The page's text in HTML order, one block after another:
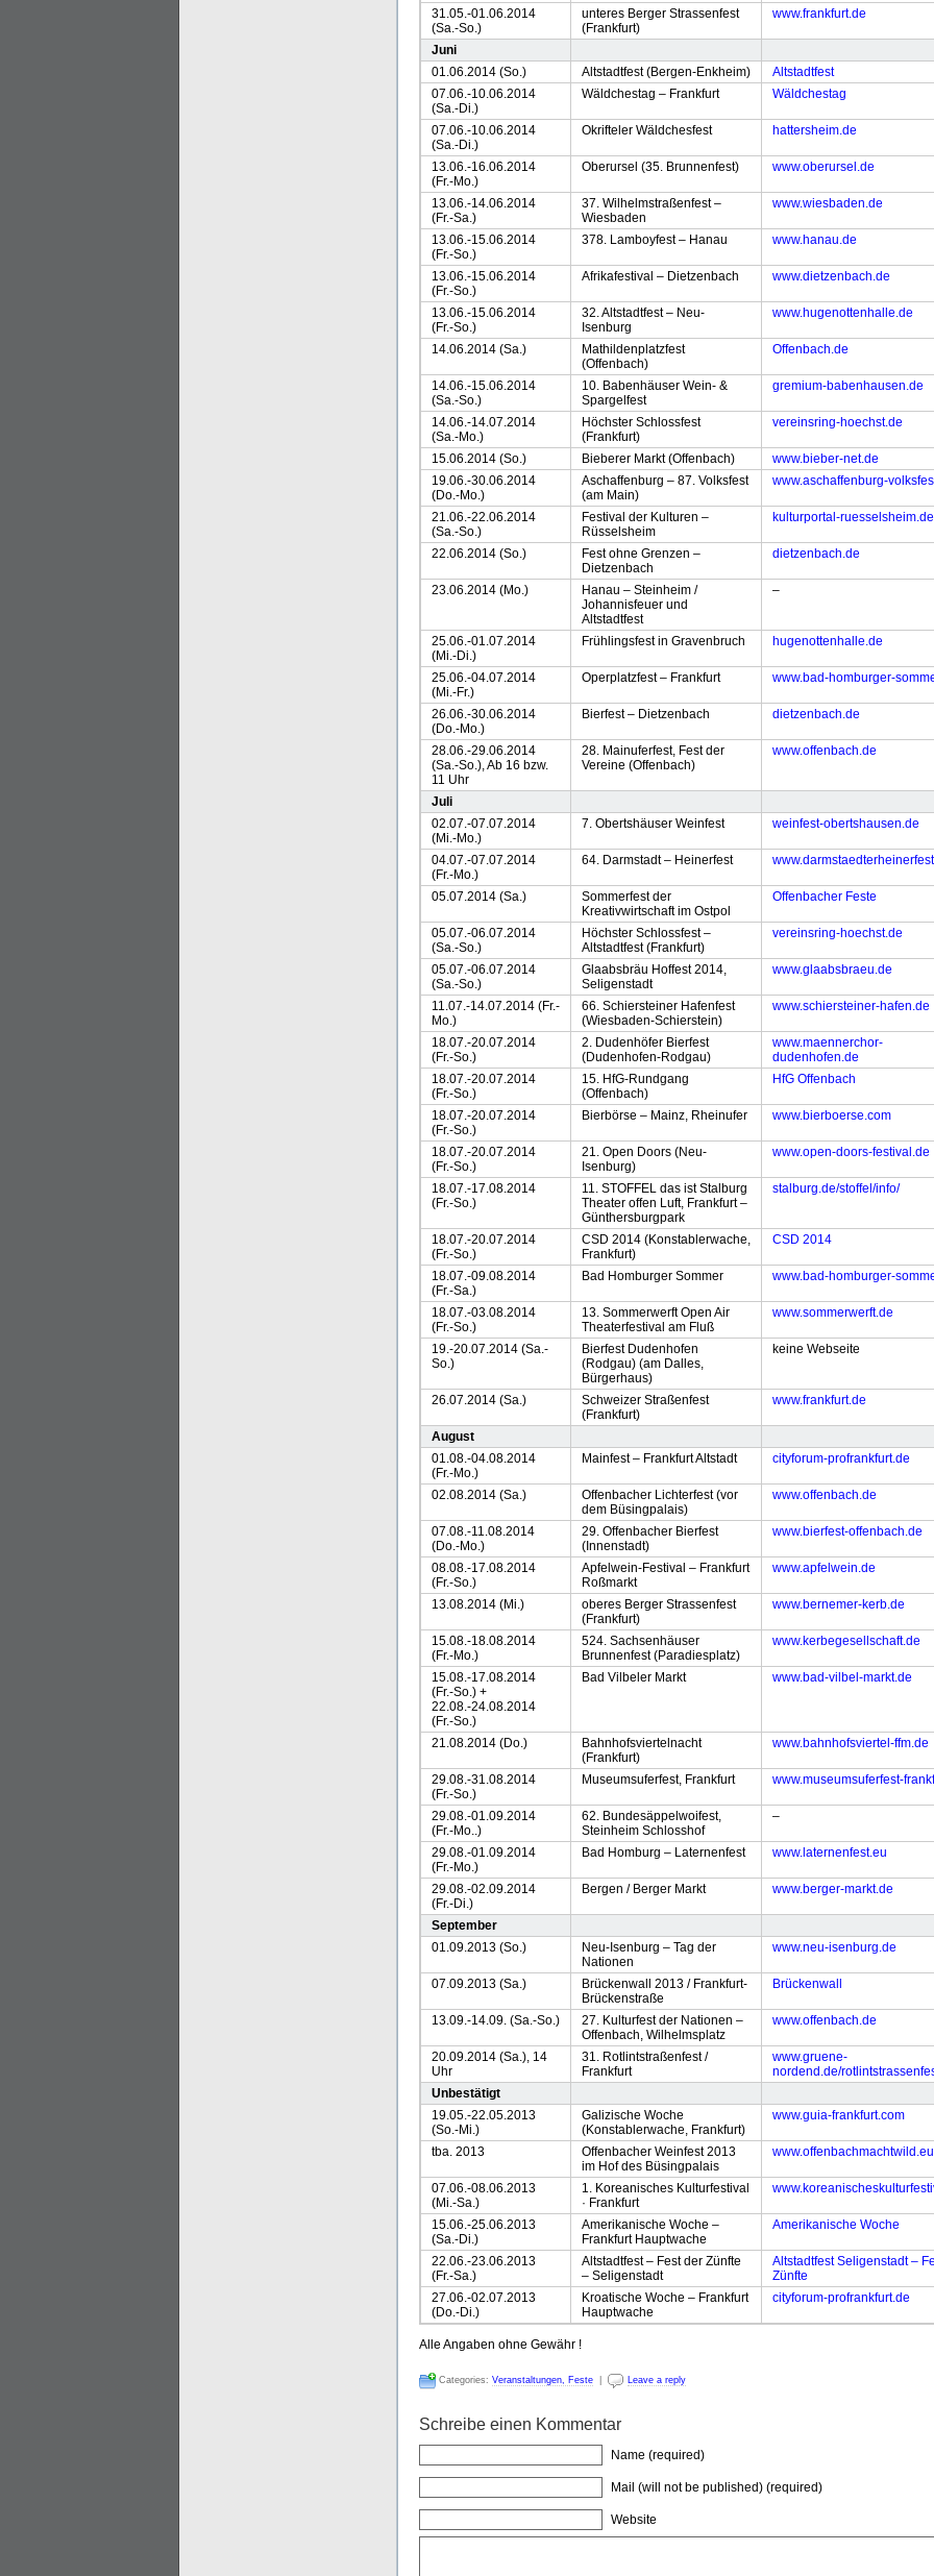
31.05.-01.06.2014
(Sa.-So.)
unteres Berger Strassenfest
(Frankfurt)
www.frankfurt.de
Juni
01.06.2014 (So.)
Altstadtfest (Bergen-Enkheim)
Altstadtfest
07.06.-10.06.2014
(Sa.-Di.)
Wäldchestag – Frankfurt Wäldchestag
07.06.-10.06.2014
(Sa.-Di.)
Okrifteler Wäldchesfest hattersheim.de
13.06.-16.06.2014
(Fr.-Mo.)
Oberursel (35. Brunnenfest) www.oberursel.de
13.06.-14.06.2014
(Fr.-Sa.)
37. Wilhelmstraßenfest –
Wiesbaden
www.wiesbaden.de
13.06.-15.06.2014
(Fr.-So.)
378. Lamboyfest – Hanau www.hanau.de
13.06.-15.06.2014
(Fr.-So.)
Afrikafestival – Dietzenbach www.dietzenbach.de
13.06.-15.06.2014
(Fr.-So.)
32. Altstadtfest – Neu-
Isenburg
www.hugenottenhalle.de
14.06.2014 (Sa.)
Mathildenplatzfest
(Offenbach)
Offenbach.de
14.06.-15.06.2014
(Sa.-So.)
10. Babenhäuser Wein- &
Spargelfest
gremium-babenhausen.de
14.06.-14.07.2014
(Sa.-Mo.)
Höchster Schlossfest
(Frankfurt)
vereinsring-hoechst.de
15.06.2014 (So.) Bieberer Markt (Offenbach)
www.bieber-net.de
19.06.-30.06.2014
(Do.-Mo.)
Aschaffenburg – 87. Volksfest
(am Main)
www.aschaffenburg-
21.06.-22.06.2014
(Sa.-So.)
Festival der Kulturen –
Rüsselsheim
kulturportal-ruesselsheim.de
22.06.2014 (So.)
Fest ohne Grenzen –
Dietzenbach
dietzenbach.de
23.06.2014 (Mo.)
Hanau – Steinheim /
Johannisfeuer und
Altstadtfest
–
25.06.-01.07.2014
(Mi.-Di.)
Frühlingsfest in Gravenbruch hugenottenhalle.de
25.06.-04.07.2014
(Mi.-Fr.)
Operplatzfest – Frankfurt www.bad-homburger-
26.06.-30.06.2014
(Do.-Mo.)
Bierfest – Dietzenbach dietzenbach.de
28.06.-29.06.2014
(Sa.-So.), Ab 16 bzw.
11 Uhr
28. Mainuferfest, Fest der
Vereine (Offenbach)
www.offenbach.de
Juli
02.07.-07.07.2014
(Mi.-Mo.)
7. Obertshäuser Weinfest weinfest-obertshausen.de
04.07.-07.07.2014
(Fr.-Mo.)
64. Darmstadt – Heinerfest
05.07.2014 (Sa.)
Sommerfest der
Kreativwirtschaft im Ostpol
Offenbacher Feste
05.07.-06.07.2014
(Sa.-So.)
Höchster Schlossfest –
Altstadtfest (Frankfurt)
vereinsring-hoechst.de
05.07.-06.07.2014
(Sa.-So.)
Glaabsbräu Hoffest 2014,
Seligenstadt
www.glaabsbraeu.de
11.07.-14.07.2014 (Fr.-
Mo.)
66. Schiersteiner Hafenfest
(Wiesbaden-Schierstein)
www.schiersteiner-hafen.de
18.07.-20.07.2014
(Fr.-So.)
2. Dudenhöfer Bierfest
(Dudenhofen-Rodgau)
www.maennerchor-
dudenhofen.de
18.07.-20.07.2014
(Fr.-So.)
15. HfG-Rundgang
(Offenbach)
HfG Offenbach
18.07.-20.07.2014
(Fr.-So.)
Bierbörse – Mainz, Rheinufer www.bierboerse.com
18.07.-20.07.2014
(Fr.-So.)
21. Open Doors (Neu-
Isenburg)
www.open-doors-festival.de
18.07.-17.08.2014
(Fr.-So.)
11. STOFFEL das ist Stalburg
Theater offen Luft, Frankfurt –
Günthersburgpark
stalburg.de/stoffel/info/
18.07.-20.07.2014
(Fr.-So.)
CSD 2014 (Konstablerwache,
Frankfurt)
CSD 2014
18.07.-09.08.2014
(Fr.-Sa.)
Bad Homburger Sommer www.bad-homburger-
18.07.-03.08.2014
(Fr.-So.)
13. Sommerwerft Open Air
Theaterfestival am Fluß
www.sommerwerft.de
19.-20.07.2014 (Sa.-
So.)
Bierfest Dudenhofen
(Rodgau) (am Dalles,
Bürgerhaus)
keine Webseite
26.07.2014 (Sa.)
Schweizer Straßenfest
(Frankfurt)
www.frankfurt.de
August
01.08.-04.08.2014
(Fr.-Mo.)
Mainfest – Frankfurt Altstadt cityforum-profrankfurt.de
02.08.2014 (Sa.)
Offenbacher Lichterfest (vor
dem Büsingpalais)
www.offenbach.de
07.08.-11.08.2014
(Do.-Mo.)
29. Offenbacher Bierfest
(Innenstadt)
www.bierfest-offenbach.de
08.08.-17.08.2014
(Fr.-So.)
Apfelwein-Festival – Frankfurt
Roßmarkt
www.apfelwein.de
13.08.2014 (Mi.)
oberes Berger Strassenfest
(Frankfurt)
www.bernemer-kerb.de
15.08.-18.08.2014
(Fr.-Mo.)
524. Sachsenhäuser
Brunnenfest (Paradiesplatz)
www.kerbegesellschaft.de
15.08.-17.08.2014
(Fr.-So.) +
22.08.-24.08.2014
(Fr.-So.)
Bad Vilbeler Markt www.bad-vilbel-markt.de
21.08.2014 (Do.)
Bahnhofsviertelnacht
(Frankfurt)
www.bahnhofsviertel-ffm.de
29.08.-31.08.2014
(Fr.-So.)
Museumsuferfest, Frankfurt www.museumsuferfest-
29.08.-01.09.2014
(Fr.-Mo..)
62. Bundesäppelwoifest,
Steinheim Schlosshof
–
29.08.-01.09.2014
(Fr.-Mo.)
Bad Homburg – Laternenfest www.laternenfest.eu
29.08.-02.09.2014
(Fr.-Di.)
Bergen / Berger Markt www.berger-markt.de
September
01.09.2013 (So.)
Neu-Isenburg – Tag der
Nationen
www.neu-isenburg.de
07.09.2013 (Sa.)
Brückenwall 2013 / Frankfurt-
Brückenstraße
Brückenwall
13.09.-14.09. (Sa.-So.)
27. Kulturfest der Nationen –
Offenbach, Wilhelmsplatz
www.offenbach.de
20.09.2014 (Sa.), 14
Uhr
31. Rotlintstraßenfest /
Frankfurt
www.gruene-
nordend.de/
Unbestätigt
19.05.-22.05.2013
(So.-Mi.)
Galizische Woche
(Konstablerwache, Frankfurt)
www.guia-frankfurt.com
tba. 2013
Offenbacher Weinfest 2013
im Hof des Büsingpalais
www.offenbachmachtwild.eu
07.06.-08.06.2013
(Mi.-Sa.)
1. Koreanisches Kulturfestival
· Frankfurt
15.06.-25.06.2013
(Sa.-Di.)
Amerikanische Woche –
Frankfurt Hauptwache
Amerikanische Woche
22.06.-23.06.2013
(Fr.-Sa.)
Altstadtfest – Fest der Zünfte
– Seligenstadt
Altstadtfest Seligenstadt –
Zünfte
27.06.-02.07.2013
(Do.-Di.)
Kroatische Woche – Frankfurt
Hauptwache
cityforum-profrankfurt.de
Alle Angaben ohne Gewähr !
Categories: Veranstaltungen, Feste Leave a reply
Schreibe einen Kommentar
Name (required)
Mail (will not be published) (required)
Website